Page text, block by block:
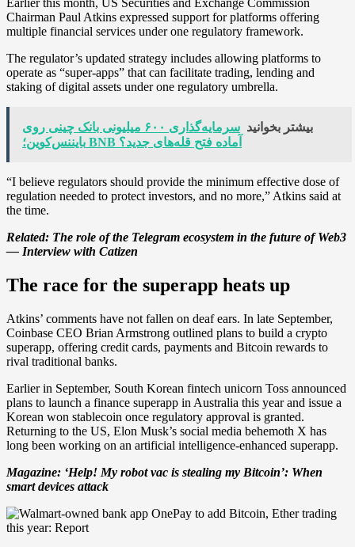
Earlier this month, US Securities and Exchange Commission
Chairman Paul Atkins expressed support for platforms offering
multiple financial services under one regulatory framework.
The regulator’s updated strategy includes allowing platforms to
operate as “super-apps” that can facilitate trading, lending and
staking of digital assets under one regulatory umbrella.
بیشتر بخوانید
سرمایه‌گذاری ۶۰۰ میلیونی بانک چینی‌ روی
بایننس‌کوین؛ BNB آماده فتح قله‌های جدید؟
“I believe regulators should provide the minimum effective dose of
regulation needed to protect investors, and no more,” Atkins said at
the time.
Related: The role of the Telegram ecosystem in the future of Web3
— Interview with Catizen
The race for the superapp heats up
Atkins’ comments have not fallen on deaf ears. In late September,
Coinbase CEO Brian Armstrong outlined plans to build a crypto
superapp, offering credit cards, payments and Bitcoin rewards to
rival traditional banks.
Earlier in September, South Korean fintech unicorn Toss announced
plans to launch a finance superapp in Australia this year and issue a
Korean won stablecoin once regulatory approval is granted.
Returning to the US, Elon Musk’s social media behemoth X has
long been working on an artificial intelligence-enhanced superapp.
Magazine: ‘Help! My robot vac is stealing my Bitcoin’: When
smart devices attack